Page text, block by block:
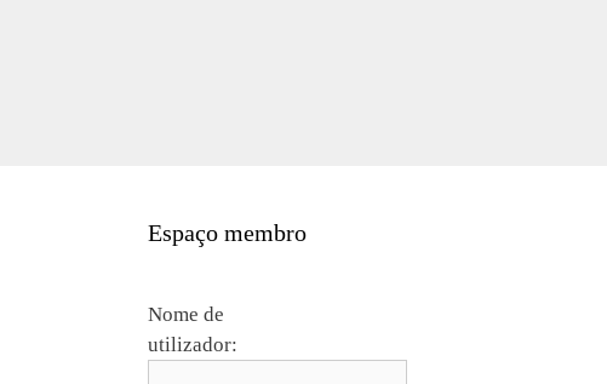
Espaço membro
Nome de
utilizador: